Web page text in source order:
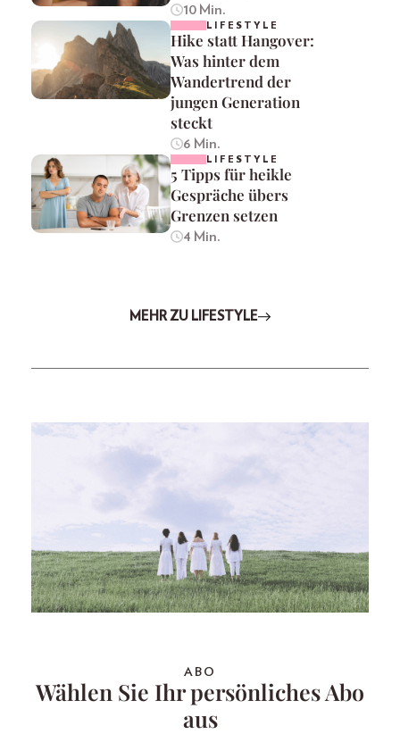
10 Min.
LIFESTYLE
Hike statt Hangover:
Was hinter dem
Wandertrend der
jungen Generation
steckt
6 Min.
LIFESTYLE
5 Tipps für heikle
Gespräche übers
Grenzen setzen
4 Min.
MEHR ZU LIFESTYLE
ABO
Wählen Sie Ihr persönliches Abo
aus